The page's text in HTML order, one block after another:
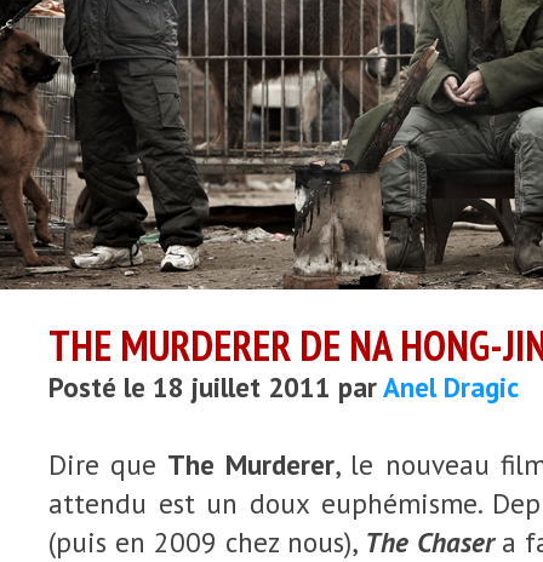
THE MURDERER DE NA HONG-
Posté le 18 juillet 2011 parAnel Dragic
Dire que The Murderer, le nouveau
attendu est un doux euphémisme.
(puis en 2009 chez nous), The Chasera